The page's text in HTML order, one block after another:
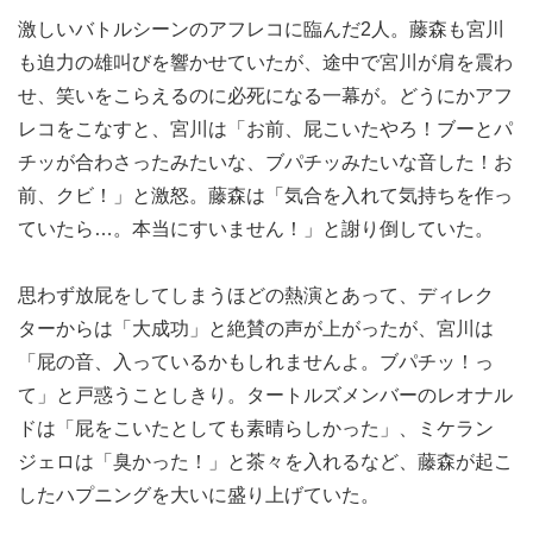
ルズに吹替えをしながら、宮川と藤森にアフレコの極意を
指導した。
激しいバトルシーンのアフレコに臨んだ2人。藤森も宮川
も迫力の雄叫びを響かせていたが、途中で宮川が肩を震わ
せ、笑いをこらえるのに必死になる一幕が。どうにかアフ
レコをこなすと、宮川は「お前、屁こいたやろ！ブーとパ
前、クビ！」と激怒。藤森は「気合を入れて気持ちを作っ
ていたら…。本当にすいません！」と謝り倒していた。
思わず放屁をしてしまうほどの熱演とあって、ディレク
ターからは「大成功」と絶賛の声が上がったが、宮川は
「屁の音、入っているかもしれませんよ。ブパチッ！っ
て」と戸惑うことしきり。タートルズメンバーのレオナル